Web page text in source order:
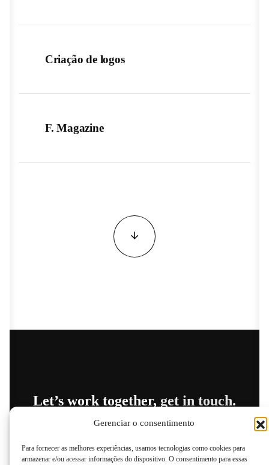
Gerenciar o consentimento
Para fornecer as melhores experiências, usamos tecnologias como cookies para
armazenar e/ou acessar informações do dispositivo. O consentimento para essas
Criação de logos
F. Magazine
Let’s work together, get in touch.